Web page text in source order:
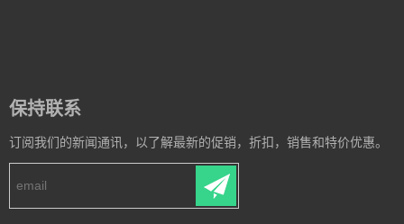
保持联系
订阅我们的新闻通讯，以了解最新的促销，折扣，销售和特价优惠。